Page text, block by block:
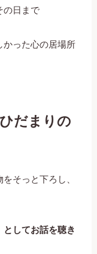
の日まで
かった心の居場所
だまりの
そっと下ろし、
としてお話を聴き